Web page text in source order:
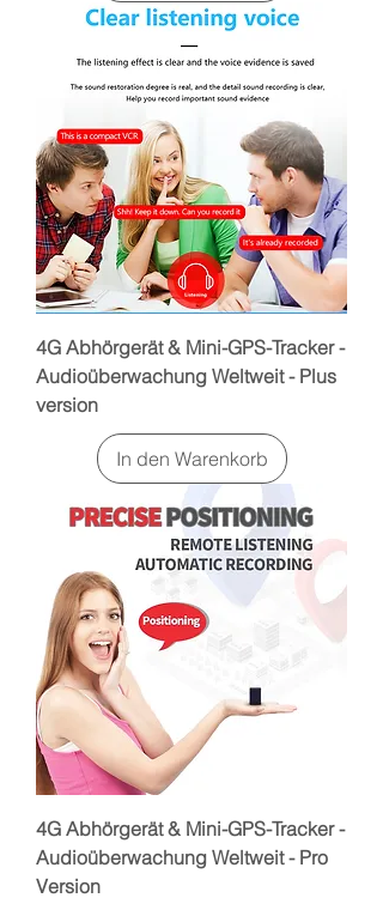
4G Abhörgerät & Mini-GPS-Tracker -
Audioüberwachung Weltweit - Plus
version
In den Warenkorb
4G Abhörgerät & Mini-GPS-Tracker -
Audioüberwachung Weltweit - Pro
Version